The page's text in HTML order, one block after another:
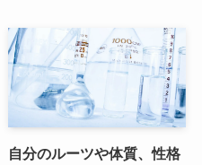
自分のルーツや体質、性格